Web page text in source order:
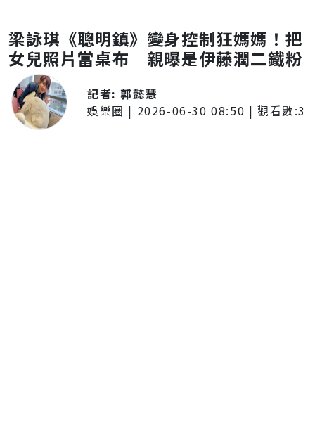
梁詠琪《聰明鎮》變身控制狂媽媽！把
女兒照片當桌布 親曝是伊藤潤二鐵粉
記者:郭懿慧
娛樂圈 | 2026-06-30 08:50 | 觀看數:3